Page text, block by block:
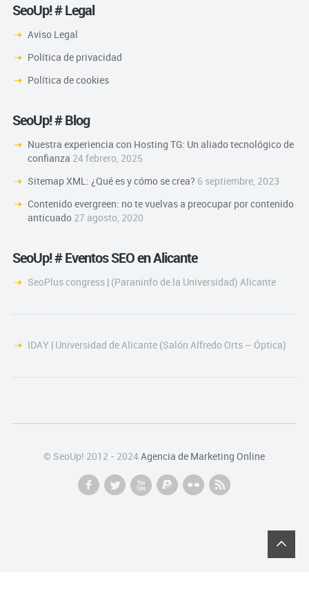
SeoUp! # Legal
Aviso Legal
Política de privacidad
Política de cookies
SeoUp! # Blog
Nuestra experiencia con Hosting TG: Un aliado tecnológico de
confianza 24 febrero, 2025
Sitemap XML: ¿Qué es y cómo se crea? 6 septiembre, 2023
Contenido evergreen: no te vuelvas a preocupar por contenido
anticuado 27 agosto, 2020
SeoUp! # Eventos SEO en Alicante
SeoPlus congress | (Paraninfo de la Universidad) Alicante
IDAY | Universidad de Alicante (Salón Alfredo Orts – Óptica)
© SeoUp! 2012 - 2024Agencia de Marketing Online
f l x p n r